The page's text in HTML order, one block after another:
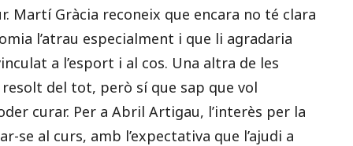
Martí Gràcia reconeix que encara no té clara
l’atrau especialment i que li agradaria
a l’esport i al cos. Una altra de les
del tot, però sí que sap que vol
curar. Per a Abril Artigau, l’interès per la
al curs, amb l’expectativa que l’ajudi a